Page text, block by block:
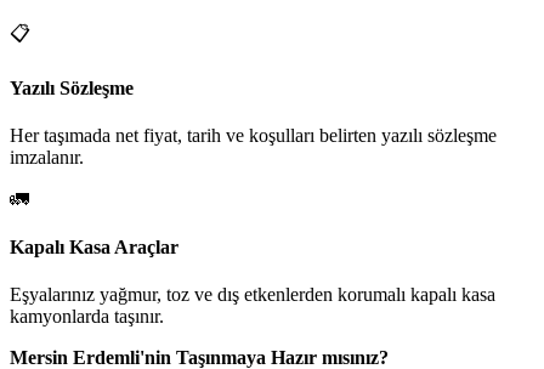
📋
Yazılı Sözleşme
Her taşımada net fiyat, tarih ve koşulları belirten yazılı sözleşme
imzalanır.
🚛
Kapalı Kasa Araçlar
Eşyalarınız yağmur, toz ve dış etkenlerden korumalı kapalı kasa
kamyonlarda taşınır.
Mersin Erdemli'nin Taşınmaya Hazır mısınız?